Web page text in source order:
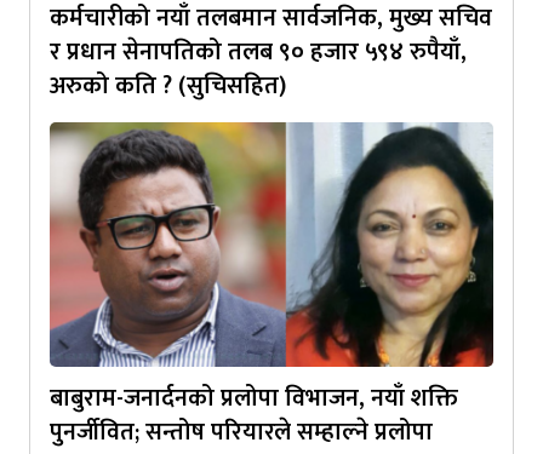
कर्मचारीको नयाँ तलबमान सार्वजनिक, मुख्य सचिव
र प्रधान सेनापतिको तलब ९० हजार ५९४ रुपैयाँ,
अरुको कति ? (सुचिसहित)
बाबुराम-जनार्दनको प्रलोपा विभाजन, नयाँ शक्ति
पुनर्जीवित; सन्तोष परियारले सम्हाल्ने प्रलोपा